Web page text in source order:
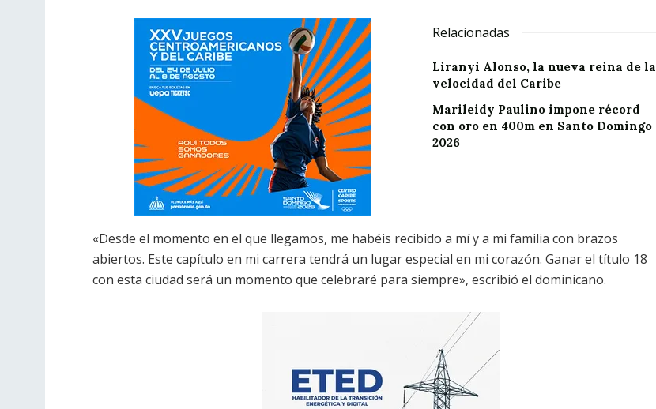
Relacionadas
Liranyi Alonso, la nueva reina de la
velocidad del Caribe
Marileidy Paulino impone récord
con oro en 400m en Santo Domingo
2026
«Desde el momento en el que llegamos, me habéis recibido a mí y a mi familia con brazos
abiertos. Este capítulo en mi carrera tendrá un lugar especial en mi corazón. Ganar el título 18
con esta ciudad será un momento que celebraré para siempre», escribió el dominicano.